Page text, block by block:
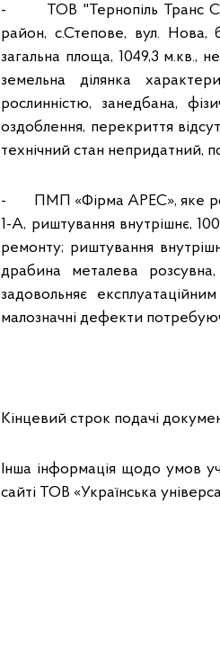
- ТОВ "Тернопіль Транс
район, с.Степове, вул. Нова,
загальна площа, 1049,3 м.кв.,
земельна ділянка
рослинністю, занедбана,
оздоблення, перекриття
технічний стан непридатний,
- ПМП «Фірма АРЕС», яке
1-А, риштування внутрішнє,
ремонту; риштування
драбина металева
задовольняє
малозначні дефекти
Кінцевий строк подачі
Інша інформація щодо умов
сайті ТОВ «Українська